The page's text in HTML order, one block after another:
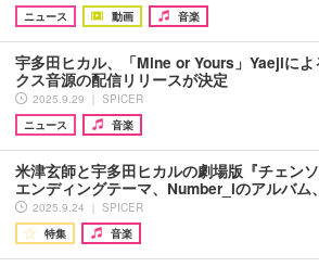
ニュース
動画 音楽
宇多田ヒカル、「Mine or Yours」Yaejiによ
クス音源の配信リリースが決定
2025.9.29 ｜ SPICER
ニュース
音楽
米津玄師と宇多田ヒカルの劇場版『チェンソ
エンディングテーマ、Number_iのアルバ
2025.9.24 ｜ SPICER
特集
音楽